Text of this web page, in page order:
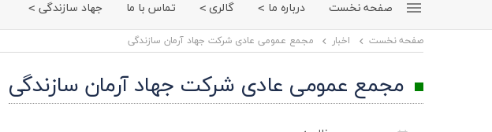
صفحه نخست درباره ما گالری تماس با ما جهاد سازندگی
صفحه نخست اخبار مجمع عمومی عادی شرکت جهاد آرمان سازندگی
مجمع عمومی عادی شرکت جهاد آرمان سازندگی